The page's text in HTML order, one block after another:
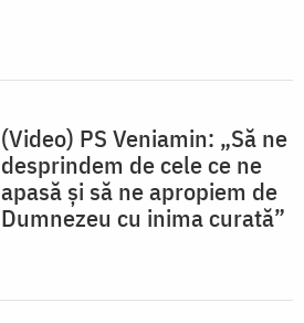
(Video) PS Veniamin: „Să ne
desprindem de cele ce ne
apasă și să ne apropiem de
Dumnezeu cu inima curată”